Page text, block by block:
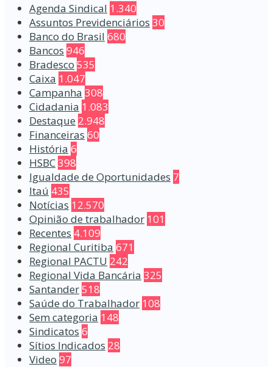
Agenda Sindical 1.340
Assuntos Previdenciários 30
Banco do Brasil 680
Bancos 946
Bradesco 535
Caixa 1.047
Campanha 308
Cidadania 1.083
Destaque 2.948
Financeiras 60
História 6
HSBC398
Igualdade de Oportunidades 7
Itaú 435
Notícias 12.570
Opinião de trabalhador 101
Recentes 4.109
Regional Curitiba 671
Regional PACTU 242
Regional Vida Bancária 325
Santander518
Saúde do Trabalhador 108
Sem categoria 148
Sindicatos 6
Sítios Indicados 28
Video 97